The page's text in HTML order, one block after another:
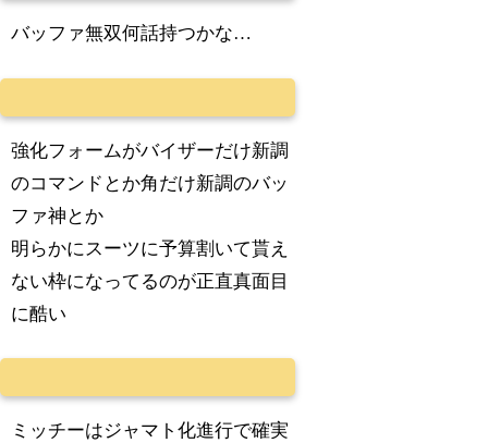
バッファ無双何話持つかな…
強化フォームがバイザーだけ新調
のコマンドとか角だけ新調のバッ
ファ神とか
明らかにスーツに予算割いて貰え
ない枠になってるのが正直真面目
に酷い
ミッチーはジャマト化進行で確実